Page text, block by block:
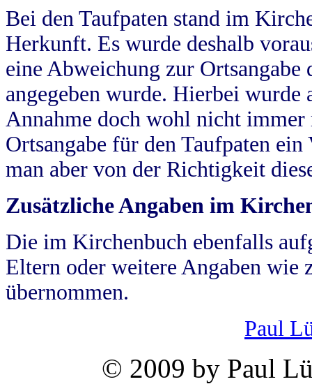
Bei den Taufpaten stand im
Herkunft. Es wurde deshalb
eine Abweichung zur
angegeben wurde. Hierbei wurde
Annahme doch wohl nicht
Ortsangabe für den Taufpaten
man aber von der Richtigkeit
Zusätzliche Angaben im
Die im Kirchenbuch ebenfalls
Eltern oder weitere Angaben wie
übernommen.
Paul
© 2009 by Paul